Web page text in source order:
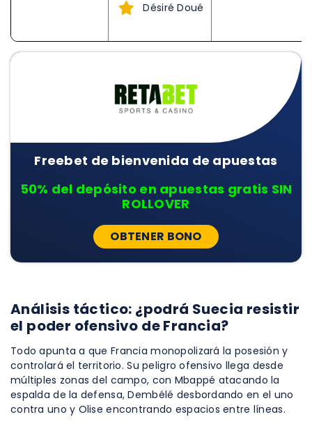
Désiré Doué
Freebet de bienvenida de apuestas
50% del depósito en apuestas gratis SIN
ROLLOVER
OBTENER BONO
Análisis táctico: ¿podrá Suecia resistir
el poder ofensivo de Francia?
Todo apunta a que Francia monopolizará la posesión y
controlará el territorio. Su peligro ofensivo llega desde
múltiples zonas del campo, con Mbappé atacando la
espalda de la defensa, Dembélé desbordando en el uno
contra uno y Olise encontrando espacios entre líneas.